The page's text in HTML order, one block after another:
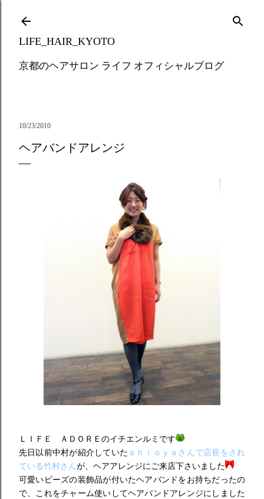
LIFE_HAIR_KYOTO
京都のヘアサロン ライフ オフィシャルブログ
10/23/2010
ヘアバンドアレンジ
ＬＩＦＥ ＡＤＯＲＥのイチエンルミです
先日以前中村が紹介していた ｓｈｉｏｙａさんで店長をされ
ている竹村さんが、ヘアアレンジにご来店下さいました
可愛いビーズの装飾品が付いたヘアバンドをお持ちだったの
で、これをチャーム使いしてヘアバンドアレンジにしました